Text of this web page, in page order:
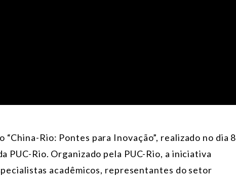
Rio: Pontes para Inovação”, realizado no dia 8
PUC-Rio. Organizado pela PUC-Rio, a iniciativa
acadêmicos, representantes do setor